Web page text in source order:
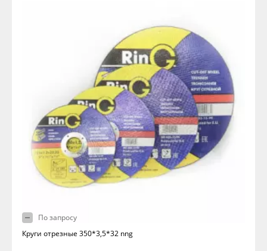
По запросу
Круги отрезные 350*3,5*32 nng